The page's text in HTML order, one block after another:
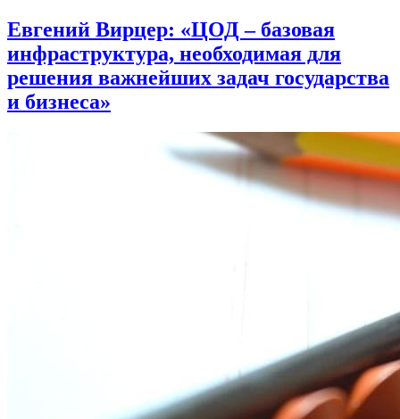
Евгений Вирцер: «ЦОД – базовая
инфраструктура, необходимая для
решения важнейших задач государства
и бизнеса»